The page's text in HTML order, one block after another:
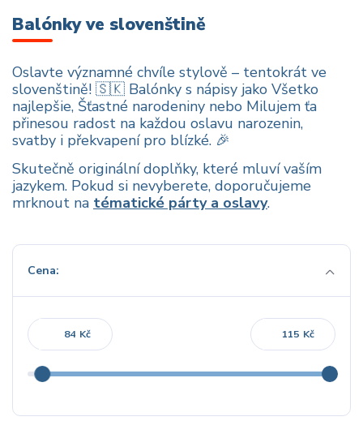
Balónky ve slovenštině
Oslavte významné chvíle stylově – tentokrát ve
slovenštině! 🇸🇰 Balónky s nápisy jako Všetko
najlepšie, Šťastné narodeniny nebo Milujem ťa
přinesou radost na každou oslavu narozenin,
svatby i překvapení pro blízké. 🎉
Skutečně originální doplňky, které mluví vaším
jazykem. Pokud si nevyberete, doporučujeme
mrknout na tématické párty a oslavy.
Cena:
Kč Kč